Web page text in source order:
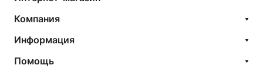
Компания
Информация
Помощь